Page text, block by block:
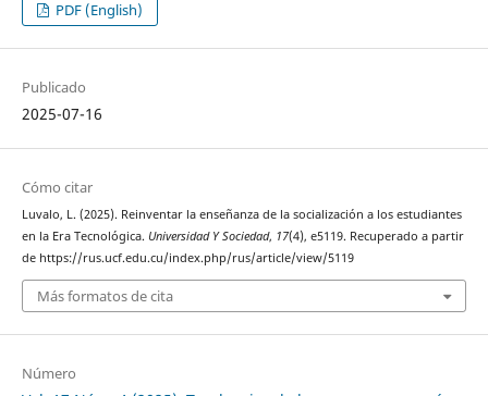
PDF (English)
Publicado
2025-07-16
Cómo citar
Luvalo, L. (2025). Reinventar la enseñanza de la socialización a los estudiantes
en la Era Tecnológica. Universidad Y Sociedad, 17(4), e5119. Recuperado a partir
de https://rus.ucf.edu.cu/index.php/rus/article/view/5119
Más formatos de cita
Número